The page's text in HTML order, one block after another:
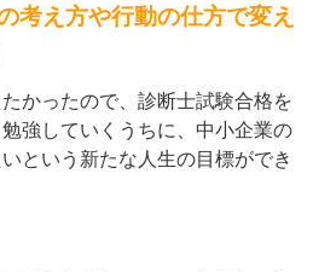
考え方や行動の仕方で変え
かったので、診断士試験合格を
強していくうちに、中小企業の
という新たな人生の目標ができ